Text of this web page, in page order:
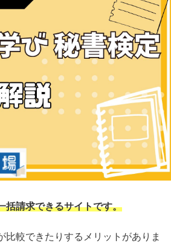
括請求できるサイトです。
較できたりするメリットがありま